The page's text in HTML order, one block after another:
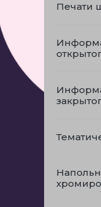
Печати